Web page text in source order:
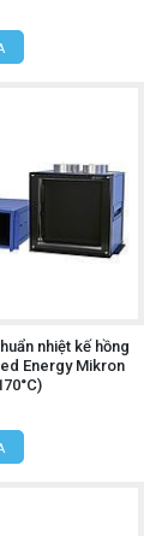
nhiệt kế hồng
Energy Mikron